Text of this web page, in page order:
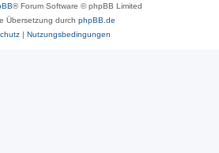
® Forum Software © phpBB Limited
Übersetzung durch phpBB.de
| Nutzungsbedingungen